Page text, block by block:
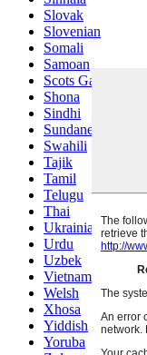
Slovak
Slovenian
Somali
Samoan
Scots Gaelic
Shona
Sindhi
Sundanese
Swahili
Tajik
Tamil
Telugu
Thai
Ukrainian
Urdu
Uzbek
Vietnamese
Welsh
Xhosa
Yiddish
Yoruba